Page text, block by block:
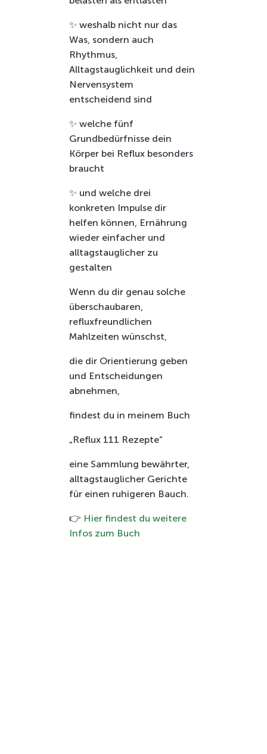
✨ weshalb nicht nur das
Was, sondern auch
Rhythmus,
Alltagstauglichkeit und dein
Nervensystem
entscheidend sind
✨ welche fünf
Grundbedürfnisse dein
Körper bei Reflux besonders
braucht
✨ und welche drei
konkreten Impulse dir
helfen können, Ernährung
wieder einfacher und
alltagstauglicher zu
gestalten
Wenn du dir genau solche
überschaubaren,
refluxfreundlichen
Mahlzeiten wünschst,
die dir Orientierung geben
und Entscheidungen
abnehmen,
findest du in meinem Buch
„Reflux 111 Rezepte“
eine Sammlung bewährter,
alltagstauglicher Gerichte
für einen ruhigeren Bauch.
👉 Hier findest du weitere
Infos zum Buch